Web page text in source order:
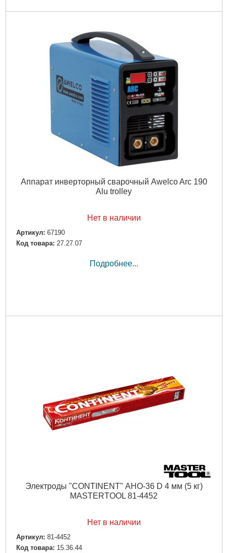
Аппарат инверторный сварочный Awelco Arc 190
Alu trolley
Нет в наличии
Артикул: 67190
Код товара: 27.27.07
Подробнее...
Электроды "CONTINENT" АНО-36 D 4 мм (5 кг)
MASTERTOOL 81-4452
Нет в наличии
Артикул: 81-4452
Код товара: 15.36.44